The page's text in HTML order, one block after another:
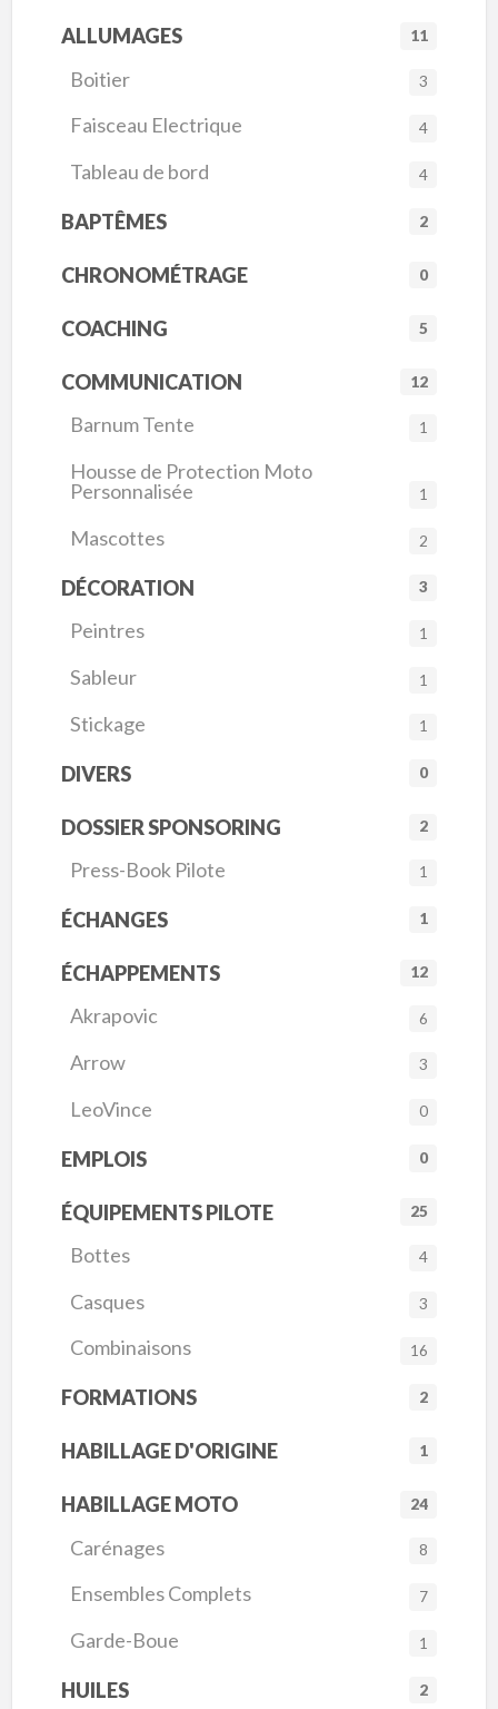
ALLUMAGES 11
Boitier 3
Faisceau Electrique 4
Tableau de bord 4
BAPTÊMES 2
CHRONOMÉTRAGE 0
COACHING 5
COMMUNICATION 12
Barnum Tente 1
Housse de Protection Moto
Personnalisée
1
Mascottes 2
DÉCORATION 3
Peintres 1
Sableur 1
Stickage 1
DIVERS 0
DOSSIER SPONSORING 2
Press-Book Pilote 1
ÉCHANGES 1
ÉCHAPPEMENTS 12
Akrapovic 6
Arrow 3
LeoVince 0
EMPLOIS 0
ÉQUIPEMENTS PILOTE 25
Bottes 4
Casques 3
Combinaisons 16
FORMATIONS 2
HABILLAGE D'ORIGINE 1
HABILLAGE MOTO 24
Carénages 8
Ensembles Complets 7
Garde-Boue 1
HUILES 2